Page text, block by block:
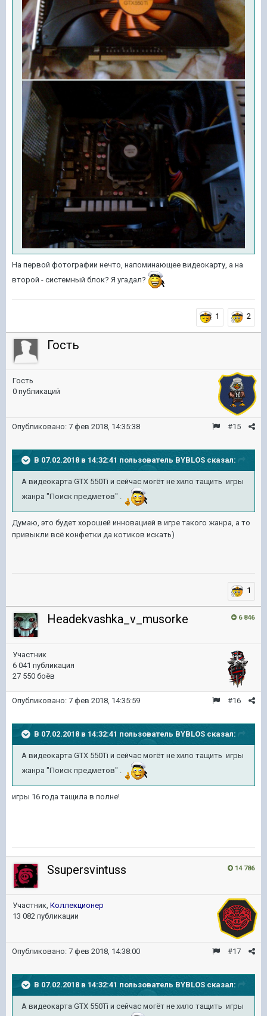
На первой фотографии нечто, напоминающее видеокарту, а на
второй - системный блок? Я угадал?
1 2
Гость
Гость
0 публикаций
#15
Опубликовано: 7 фев 2018, 14:35:38
В 07.02.2018 в 14:32:41 пользователь BYBLOS сказал:
А видеокарта GTX 550Ti и сейчас могёт не хило тащить игры
жанра "Поиск предметов" .
Думаю, это будет хорошей инновацией в игре такого жанра, а то
привыкли всё конфетки да котиков искать)
1
6 846
Headekvashka_v_musorke
Участник
6 041 публикация
27 550 боёв
#16
Опубликовано: 7 фев 2018, 14:35:59
В 07.02.2018 в 14:32:41 пользователь BYBLOS сказал:
А видеокарта GTX 550Ti и сейчас могёт не хило тащить игры
жанра "Поиск предметов" .
игры 16 года тащила в полне!
14 786
Ssupersvintuss
Участник, Коллекционер
13 082 публикации
#17
Опубликовано: 7 фев 2018, 14:38:00
В 07.02.2018 в 14:32:41 пользователь BYBLOS сказал:
А видеокарта GTX 550Ti и сейчас могёт не хило тащить игры